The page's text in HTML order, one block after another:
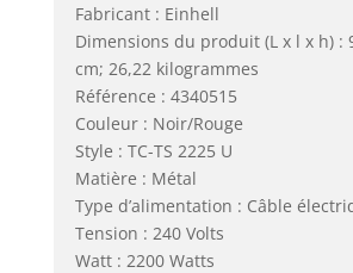
Fabricant : Einhell
Dimensions du produit (L x l x h) :
cm; 26,22 kilogrammes
Référence : 4340515
Couleur : Noir/Rouge
Style : TC-TS 2225 U
Matière : Métal
Type d’alimentation : Câble
Tension : 240 Volts
Watt : 2200 Watts